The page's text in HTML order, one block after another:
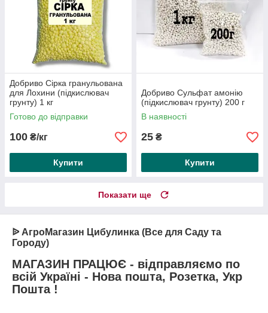
Добриво Сірка гранульована
для Лохини (підкислювач
грунту) 1 кг
Готово до відправки
100 ₴/кг
Купити
Добриво Сульфат амонію
(підкислювач грунту) 200 г
В наявності
25 ₴
Купити
Показати ще
ᐉ АгроМагазин Цибулинка (Все для Саду та
Городу)
МАГАЗИН ПРАЦЮЄ - відправляємо по
всій Україні - Нова пошта, Розетка, Укр
Пошта !